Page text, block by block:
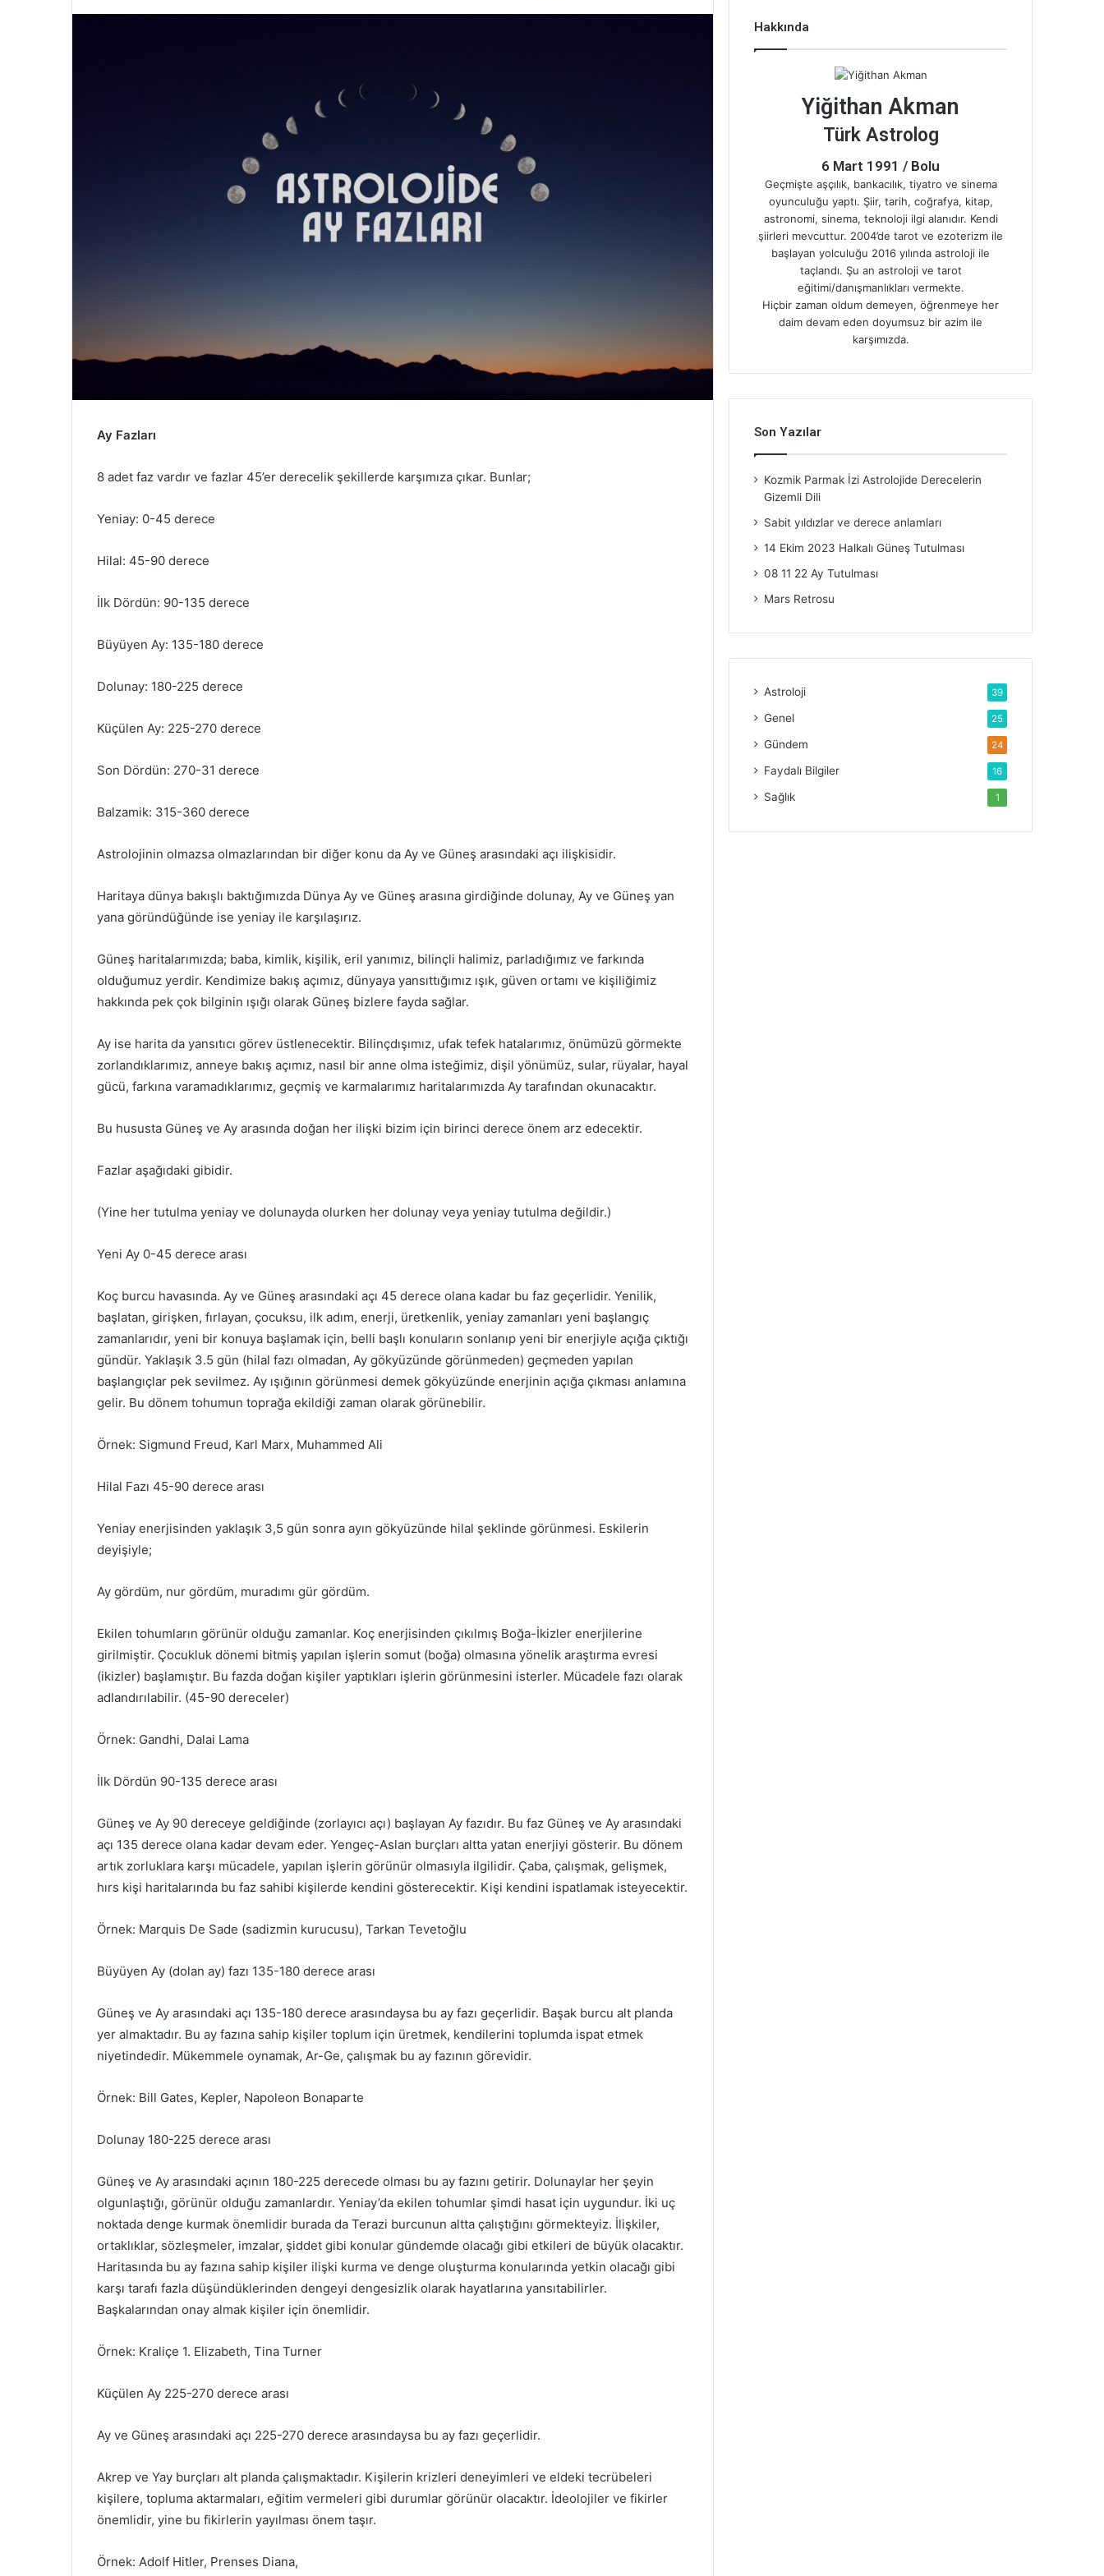
Ay Fazları
8 adet faz vardır ve fazlar 45’er derecelik şekillerde karşımıza çıkar. Bunlar;
Yeniay: 0-45 derece
Hilal: 45-90 derece
İlk Dördün: 90-135 derece
Büyüyen Ay: 135-180 derece
Dolunay: 180-225 derece
Küçülen Ay: 225-270 derece
Son Dördün: 270-31 derece
Balzamik: 315-360 derece
Astrolojinin olmazsa olmazlarından bir diğer konu da Ay ve Güneş arasındaki açı ilişkisidir.
Haritaya dünya bakışlı baktığımızda Dünya Ay ve Güneş arasına girdiğinde dolunay, Ay ve Güneş yan
yana göründüğünde ise yeniay ile karşılaşırız.
Güneş haritalarımızda; baba, kimlik, kişilik, eril yanımız, bilinçli halimiz, parladığımız ve farkında
olduğumuz yerdir. Kendimize bakış açımız, dünyaya yansıttığımız ışık, güven ortamı ve kişiliğimiz
hakkında pek çok bilginin ışığı olarak Güneş bizlere fayda sağlar.
Ay ise harita da yansıtıcı görev üstlenecektir. Bilinçdışımız, ufak tefek hatalarımız, önümüzü görmekte
zorlandıklarımız, anneye bakış açımız, nasıl bir anne olma isteğimiz, dişil yönümüz, sular, rüyalar, hayal
gücü, farkına varamadıklarımız, geçmiş ve karmalarımız haritalarımızda Ay tarafından okunacaktır.
Bu hususta Güneş ve Ay arasında doğan her ilişki bizim için birinci derece önem arz edecektir.
Fazlar aşağıdaki gibidir.
(Yine her tutulma yeniay ve dolunayda olurken her dolunay veya yeniay tutulma değildir.)
Yeni Ay 0-45 derece arası
Koç burcu havasında. Ay ve Güneş arasındaki açı 45 derece olana kadar bu faz geçerlidir. Yenilik,
başlatan, girişken, fırlayan, çocuksu, ilk adım, enerji, üretkenlik, yeniay zamanları yeni başlangıç
zamanlarıdır, yeni bir konuya başlamak için, belli başlı konuların sonlanıp yeni bir enerjiyle açığa çıktığı
gündür. Yaklaşık 3.5 gün (hilal fazı olmadan, Ay gökyüzünde görünmeden) geçmeden yapılan
başlangıçlar pek sevilmez. Ay ışığının görünmesi demek gökyüzünde enerjinin açığa çıkması anlamına
gelir. Bu dönem tohumun toprağa ekildiği zaman olarak görünebilir.
Örnek: Sigmund Freud, Karl Marx, Muhammed Ali
Hilal Fazı 45-90 derece arası
Yeniay enerjisinden yaklaşık 3,5 gün sonra ayın gökyüzünde hilal şeklinde görünmesi. Eskilerin
deyişiyle;
Ay gördüm, nur gördüm, muradımı gür gördüm.
Ekilen tohumların görünür olduğu zamanlar. Koç enerjisinden çıkılmış Boğa-İkizler enerjilerine
girilmiştir. Çocukluk dönemi bitmiş yapılan işlerin somut (boğa) olmasına yönelik araştırma evresi
(ikizler) başlamıştır. Bu fazda doğan kişiler yaptıkları işlerin görünmesini isterler. Mücadele fazı olarak
adlandırılabilir. (45-90 dereceler)
Örnek: Gandhi, Dalai Lama
İlk Dördün 90-135 derece arası
Güneş ve Ay 90 dereceye geldiğinde (zorlayıcı açı) başlayan Ay fazıdır. Bu faz Güneş ve Ay arasındaki
açı 135 derece olana kadar devam eder. Yengeç-Aslan burçları altta yatan enerjiyi gösterir. Bu dönem
artık zorluklara karşı mücadele, yapılan işlerin görünür olmasıyla ilgilidir. Çaba, çalışmak, gelişmek,
hırs kişi haritalarında bu faz sahibi kişilerde kendini gösterecektir. Kişi kendini ispatlamak isteyecektir.
Örnek: Marquis De Sade (sadizmin kurucusu), Tarkan Tevetoğlu
Büyüyen Ay (dolan ay) fazı 135-180 derece arası
Güneş ve Ay arasındaki açı 135-180 derece arasındaysa bu ay fazı geçerlidir. Başak burcu alt planda
yer almaktadır. Bu ay fazına sahip kişiler toplum için üretmek, kendilerini toplumda ispat etmek
niyetindedir. Mükemmele oynamak, Ar-Ge, çalışmak bu ay fazının görevidir.
Örnek: Bill Gates, Kepler, Napoleon Bonaparte
Dolunay 180-225 derece arası
Güneş ve Ay arasındaki açının 180-225 derecede olması bu ay fazını getirir. Dolunaylar her şeyin
olgunlaştığı, görünür olduğu zamanlardır. Yeniay’da ekilen tohumlar şimdi hasat için uygundur. İki uç
noktada denge kurmak önemlidir burada da Terazi burcunun altta çalıştığını görmekteyiz. İlişkiler,
ortaklıklar, sözleşmeler, imzalar, şiddet gibi konular gündemde olacağı gibi etkileri de büyük olacaktır.
Haritasında bu ay fazına sahip kişiler ilişki kurma ve denge oluşturma konularında yetkin olacağı gibi
karşı tarafı fazla düşündüklerinden dengeyi dengesizlik olarak hayatlarına yansıtabilirler.
Başkalarından onay almak kişiler için önemlidir.
Örnek: Kraliçe 1. Elizabeth, Tina Turner
Küçülen Ay 225-270 derece arası
Ay ve Güneş arasındaki açı 225-270 derece arasındaysa bu ay fazı geçerlidir.
Akrep ve Yay burçları alt planda çalışmaktadır. Kişilerin krizleri deneyimleri ve eldeki tecrübeleri
kişilere, topluma aktarmaları, eğitim vermeleri gibi durumlar görünür olacaktır. İdeolojiler ve fikirler
önemlidir, yine bu fikirlerin yayılması önem taşır.
Örnek: Adolf Hitler, Prenses Diana,
Hakkında
Yiğithan Akman
Türk Astrolog
6 Mart 1991 / Bolu
Geçmişte aşçılık, bankacılık, tiyatro ve sinema
oyunculuğu yaptı. Şiir, tarih, coğrafya, kitap,
astronomi, sinema, teknoloji ilgi alanıdır. Kendi
şiirleri mevcuttur. 2004’de tarot ve ezoterizm ile
başlayan yolculuğu 2016 yılında astroloji ile
taçlandı. Şu an astroloji ve tarot
eğitimi/danışmanlıkları vermekte.
Hiçbir zaman oldum demeyen, öğrenmeye her
daim devam eden doyumsuz bir azim ile
karşımızda.
Son Yazılar
Kozmik Parmak İzi Astrolojide Derecelerin
Gizemli Dili
Sabit yıldızlar ve derece anlamları
14 Ekim 2023 Halkalı Güneş Tutulması
08 11 22 Ay Tutulması
Mars Retrosu
Astroloji 39
Genel 25
Gündem 24
Faydalı Bilgiler 16
Sağlık 1